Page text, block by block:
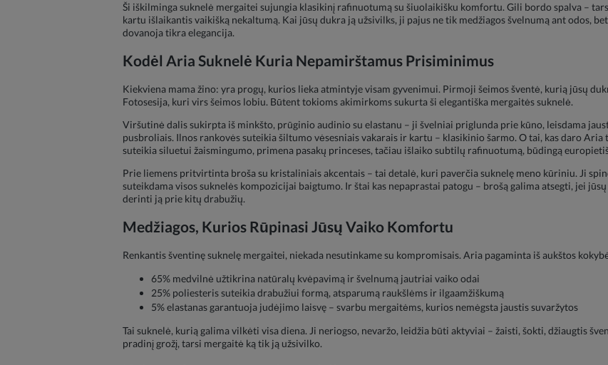
Ši iškilminga suknelė mergaitei sujungia klasikinį rafinuotumą su šiuolaikišku komfortu. Gili bordo spalva –
kartu išlaikantis vaikišką nekaltumą. Kai jūsų dukra ją užsivilks, ji pajus ne tik medžiagos švelnumą ant odos,
dovanoja tikra elegancija.
Kodėl Aria Suknelė Kuria Nepamirštamus Prisiminimus
Kiekviena mama žino: yra progų, kurios lieka atmintyje visam gyvenimui. Pirmoji šeimos šventė, kurią jūsų
Fotosesija, kuri virs šeimos lobiu. Būtent tokioms akimirkoms sukurta ši elegantiška mergaitės suknelė.
Viršutinė dalis sukirpta iš minkšto, prūginio audinio su elastanu – ji švelniai priglunda prie kūno, leisdama
pusbroliais. Ilnos rankovės suteikia šiltumo vėsesniais vakarais ir kartu – klasikinio šarmo. O tai, kas daro
suteikia siluetui žaismingumo, primena pasakų princeses, tačiau išlaiko subtilų rafinuotumą, būdingą
Prie liemens pritvirtinta broša su kristaliniais akcentais – tai detalė, kuri paverčia suknelę meno kūriniu. Ji
suteikdama visos suknelės kompozicijai baigtumo. Ir štai kas nepaprastai patogu – brošą galima atsegti, jei
derinti ją prie kitų drabužių.
Medžiagos, Kurios Rūpinasi Jūsų Vaiko Komfortu
Renkantis šventinę suknelę mergaitei, niekada nesutinkame su kompromisais. Aria pagaminta iš aukštos
65% medvilnė užtikrina natūralų kvėpavimą ir švelnumą jautriai vaiko odai
25% poliesteris suteikia drabužiui formą, atsparumą raukšlėms ir ilgaamžiškumą
5% elastanas garantuoja judėjimo laisvę – svarbu mergaitėms, kurios nemėgsta jaustis suvaržytos
Tai suknelė, kurią galima vilkėti visa diena. Ji neriogso, nevaržo, leidžia būti aktyviai – žaisti, šokti, džiaugtis
pradinį grožį, tarsi mergaitė ką tik ją užsivilko.